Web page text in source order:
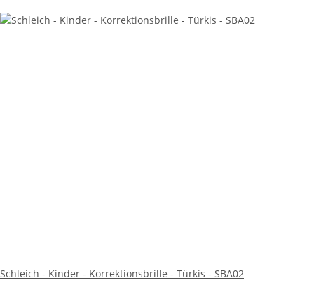
Schleich - Kinder - Korrektionsbrille - Türkis - SBA02